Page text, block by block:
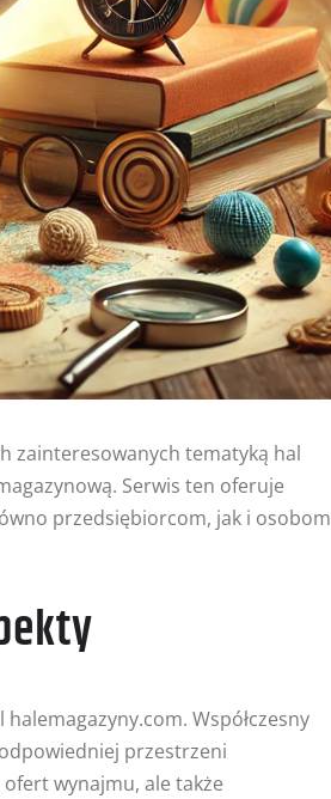
zainteresowanych tematyką hal
Serwis ten oferuje
przedsiębiorcom, jak i osobom
Współczesny
przestrzeni
wynajmu, ale także